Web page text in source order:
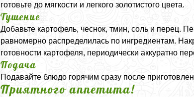
готовьте до мягкости и легкого золотистого цвета.
Тушение
Добавьте картофель, чеснок, тмин, соль и перец.
равномерно распределилась по ингредиентам.
готовности картофеля, периодически аккуратно
Подача
Подавайте блюдо горячим сразу после
Приятного аппетита!